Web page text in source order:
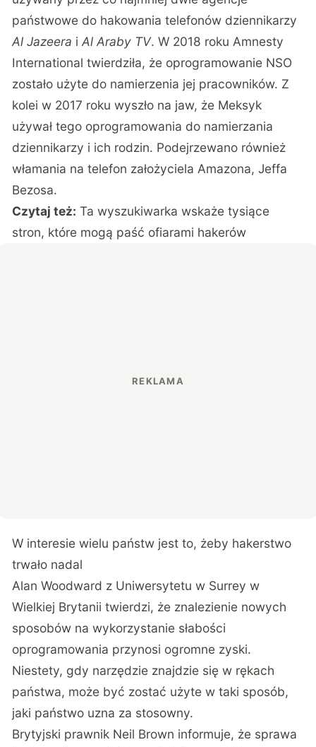
państwowe do hakowania telefonów dziennikarzy
Al Jazeera iAl Araby TV. W 2018 roku Amnesty
International twierdziła, że oprogramowanie NSO
zostało użyte do namierzenia jej pracowników. Z
kolei w 2017 roku wyszło na jaw, że Meksyk
używał tego oprogramowania do namierzania
dziennikarzy i ich rodzin. Podejrzewano również
włamania na telefon założyciela Amazona, Jeffa
Bezosa.
Czytaj też: Ta wyszukiwarka wskaże tysiące
stron, które mogą paść ofiarami hakerów
W interesie wielu państw jest to, żeby hakerstwo
trwało nadal
Alan Woodward z Uniwersytetu w Surrey w
Wielkiej Brytanii twierdzi, że znalezienie nowych
sposobów na wykorzystanie słabości
oprogramowania przynosi ogromne zyski.
Niestety, gdy narzędzie znajdzie się w rękach
państwa, może być zostać użyte w taki sposób,
jaki państwo uzna za stosowny.
Brytyjski prawnik Neil Brown informuje, że sprawa